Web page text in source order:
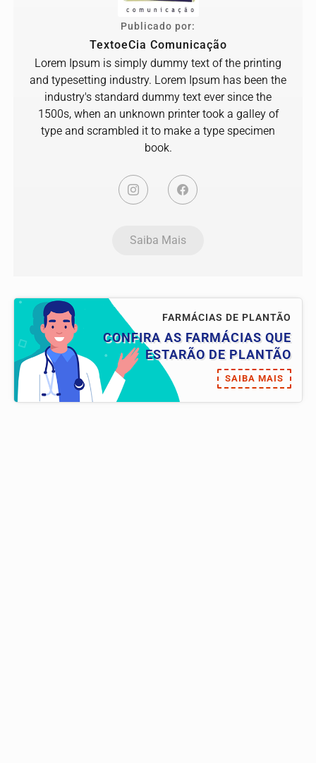
Publicado por:
TextoeCia Comunicação
Lorem Ipsum is simply dummy text of the printing
and typesetting industry. Lorem Ipsum has been the
industry's standard dummy text ever since the
1500s, when an unknown printer took a galley of
type and scrambled it to make a type specimen
book.
Saiba Mais
FARMÁCIAS DE PLANTÃO
CONFIRA AS FARMÁCIAS QUE
ESTARÃO DE PLANTÃO
SAIBA MAIS